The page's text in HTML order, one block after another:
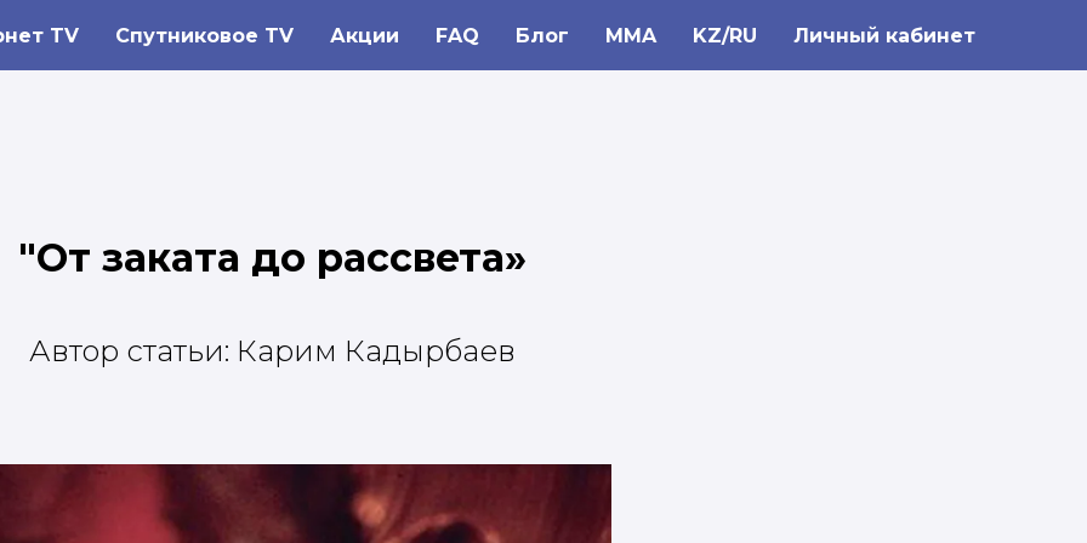
TV Спутниковое TV Акции FAQ Блог MMA KZ/RU Личный кабинет
"От заката до рассвета»
Автор статьи: Карим Кадырбаев